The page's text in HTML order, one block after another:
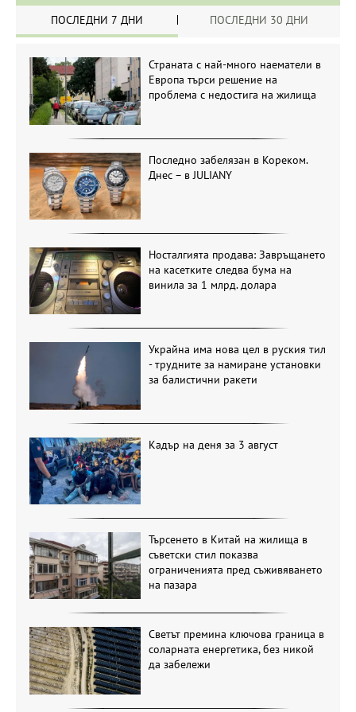
ПОСЛЕДНИ 7 ДНИ ПОСЛЕДНИ 30 ДНИ
Страната с най-много наематели в
Европа търси решение на
проблема с недостига на жилища
Последно забелязан в Кореком.
Днес – в JULIANY
Носталгията продава: Завръщането
на касетките следва бума на
винила за 1 млрд. долара
Украйна има нова цел в руския тил
- трудните за намиране установки
за балистични ракети
Кадър на деня за 3 август
Търсенето в Китай на жилища в
съветски стил показва
ограниченията пред съживяването
на пазара
Светът премина ключова граница в
соларната енергетика, без никой
да забележи